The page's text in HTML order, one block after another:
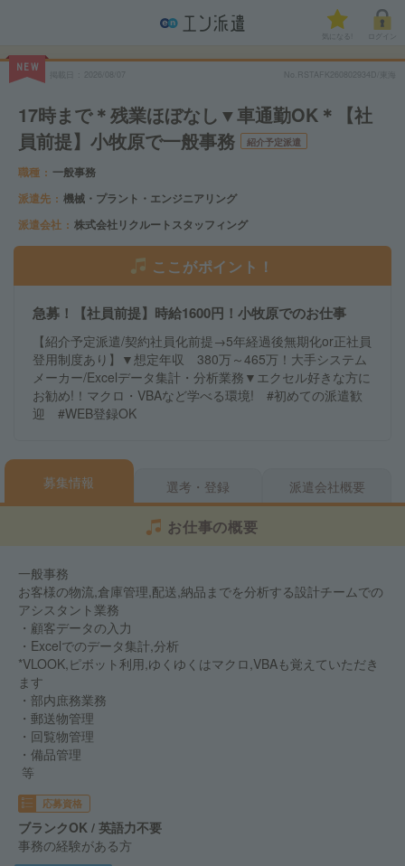
気になる!
NEW
No.RSTAFK260802934D/東海
17時まで＊残業ほぼなし▼車通勤OK＊【社
員前提】小牧原で一般事務
紹介予定派遣
職種
一般事務
派遣先
機械・プラント・エンジニアリング
派遣会社
株式会社リクルートスタッフィング
ここがポイント！
急募！【社員前提】時給1600円！小牧原でのお仕事
【紹介予定派遣/契約社員化前提→5年経過後無期化or正社員
登用制度あり】▼想定年収 380万～465万！大手システム
メーカー/Excelデータ集計・分析業務▼エクセル好きな方に
お勧め!！マクロ・VBAなど学べる環境! #初めての派遣歓
迎 #WEB登録OK
募集情報 選考・登録 派遣会社概要
お仕事の概要
一般事務
お客様の物流,倉庫管理,配送,納品までを分析する設計チームでの
アシスタント業務
・顧客データの入力
・Excelでのデータ集計,分析
*VLOOK,ピボット利用,ゆくゆくはマクロ,VBAも覚えていただき
ます
・部内庶務業務
・郵送物管理
・回覧物管理
・備品管理
等
応募資格
ブランクOK / 英語力不要
事務の経験がある方